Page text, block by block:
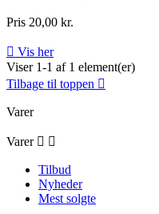
Pris 20,00 kr.
 Vis her
Viser 1-1 af 1 element(er)
Tilbage til toppen 
Varer
Varer  
Tilbud
Nyheder
Mest solgte